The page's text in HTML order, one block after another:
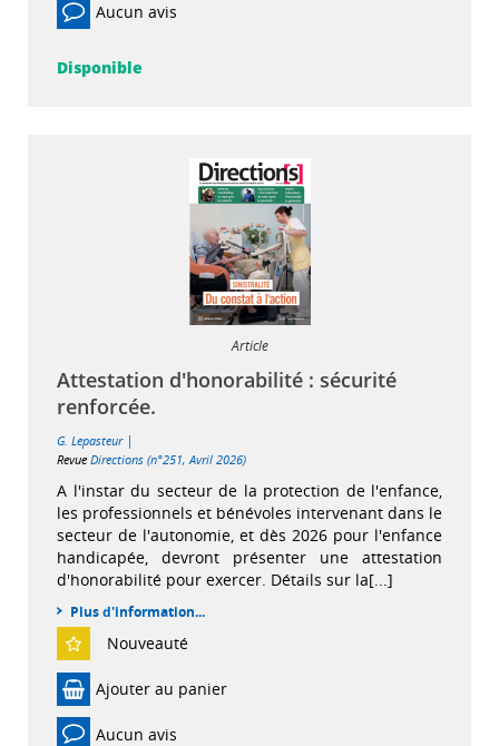
Aucun avis
Disponible
Article
Attestation d'honorabilité : sécurité
renforcée.
G. Lepasteur |
Revue Directions (n°251, Avril 2026)
A l'instar du secteur de la protection de l'enfance,
les professionnels et bénévoles intervenant dans le
secteur de l'autonomie, et dès 2026 pour l'enfance
handicapée, devront présenter une attestation
d'honorabilité pour exercer. Détails sur la[...]
Plus d'information...
Nouveauté
Ajouter au panier
Aucun avis